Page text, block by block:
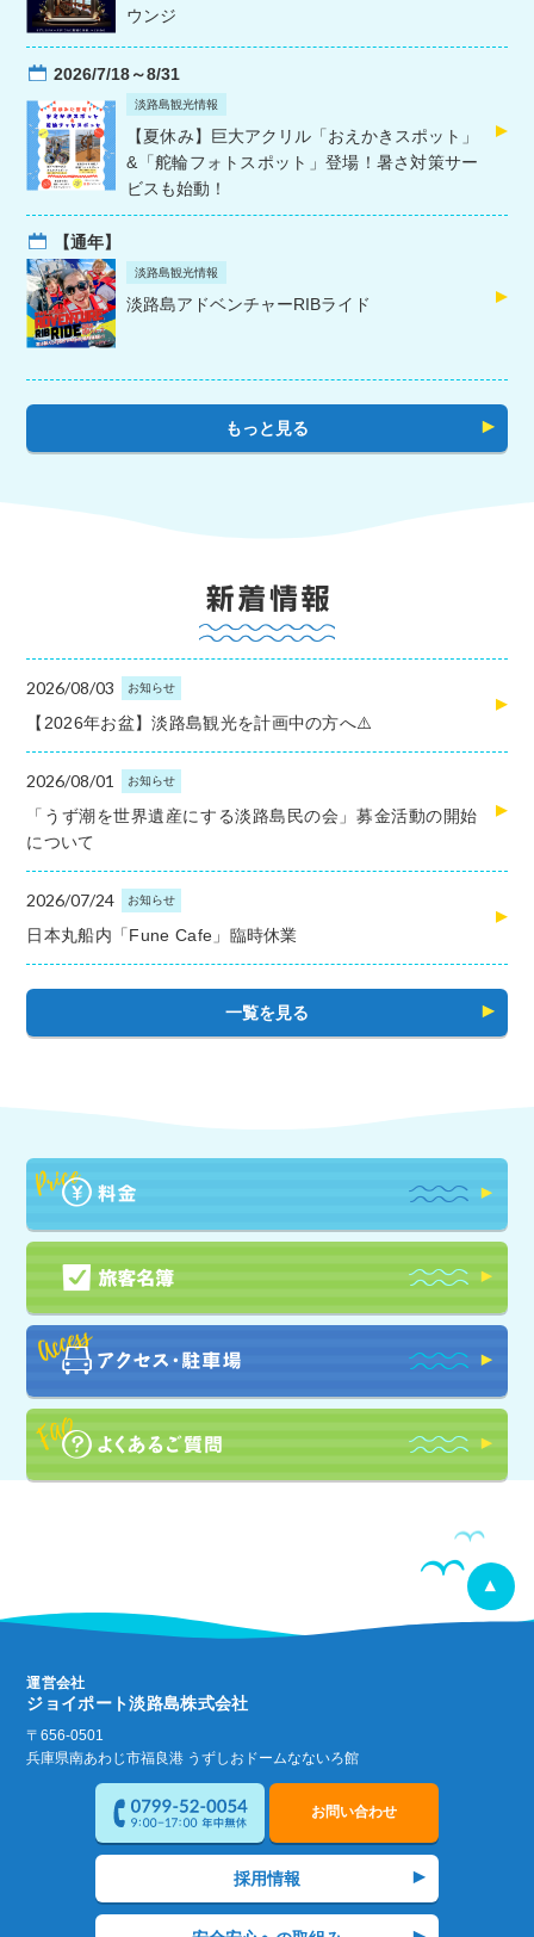
ウンジ
2026/7/18～8/31
淡路島観光情報
【夏休み】巨大アクリル「おえかきスポット」
&「舵輪フォトスポット」登場！暑さ対策サー
ビスも始動！
【通年】
淡路島観光情報
淡路島アドベンチャーRIBライド
もっと見る
2026/08/03 お知らせ
【2026年お盆】淡路島観光を計画中の方へ⚠️
2026/08/01 お知らせ
「うず潮を世界遺産にする淡路島民の会」募金活動の開始
について
2026/07/24 お知らせ
日本丸船内「Fune Cafe」臨時休業
一覧を見る
運営会社
ジョイポート淡路島株式会社
〒656-0501
兵庫県南あわじ市福良港 うずしおドームなないろ館
お問い合わせ
採用情報